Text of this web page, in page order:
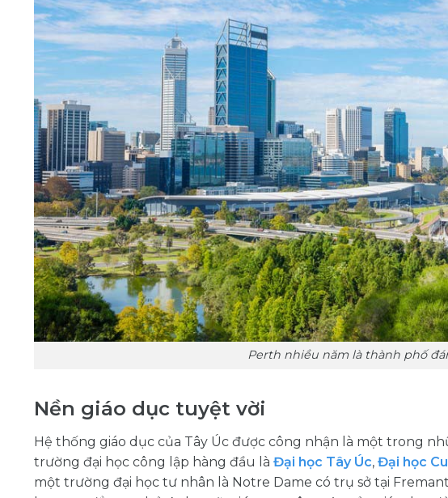
Perth nhiều năm là thành phố
Nền giáo dục tuyệt vời
Hệ thống giáo dục của Tây Úc được công nhận là một trong
trường đại học công lập hàng đầu là Đại học Tây Úc, Đại học
một trường đại học tư nhân là Notre Dame có trụ sở tại